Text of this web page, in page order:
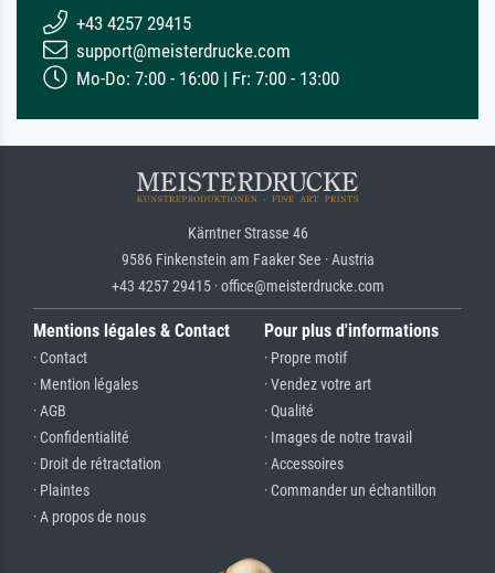
+43 4257 29415
support@meisterdrucke.com
Mo-Do: 7:00 - 16:00 | Fr: 7:00 - 13:00
Kärntner Strasse 46
9586 Finkenstein am Faaker See · Austria
+43 4257 29415 · office@meisterdrucke.com
Mentions légales & Contact
· Contact
· Mention légales
· AGB
· Confidentialité
· Droit de rétractation
· Plaintes
· A propos de nous
Pour plus d'informations
· Propre motif
· Vendez votre art
· Qualité
· Images de notre travail
· Accessoires
· Commander un échantillon